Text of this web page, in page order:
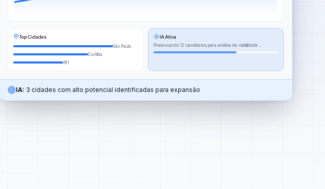
Top Cidades
São Paulo
Curitiba
BH
IA Ativa
Processando 12 candidatos para análise de viabilidade...
IA: 3 cidades com alto potencial identificadas para expansão